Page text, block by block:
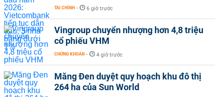
TÀI CHÍNH - 6 giờ trước
Vingroup chuyển nhượng hơn 4,8 triệu
cổ phiếu VHM
CHỨNG KHOÁN - 4 giờ trước
Măng Đen duyệt quy hoạch khu đô thị
264 ha của Sun World